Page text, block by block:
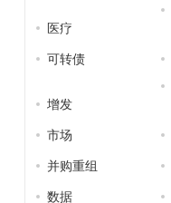
医疗
可转债
增发
市场
并购重组
数据